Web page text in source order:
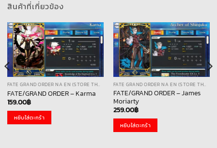
สินค้าที่เกี่ยวข้อง
FATE GRAND ORDER NA EN (STORE THAI)
FATE/GRAND ORDER – Karma
159.00฿
หยิบใส่ตะกร้า
FATE GRAND ORDER NA EN (STORE THAI)
FATE/GRAND ORDER – James
Moriarty
259.00฿
หยิบใส่ตะกร้า